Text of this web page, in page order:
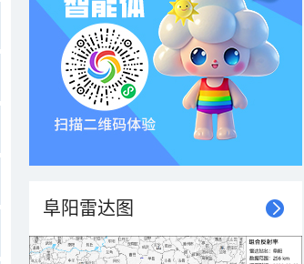
阜阳雷达图